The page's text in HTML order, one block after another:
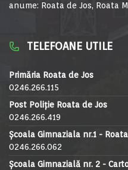
anume: Roata de Jos, Roata
TELEFOANE UTILE
Primăria Roata de Jos
0246.266.115
Post Poliție Roata de Jos
0246.266.419
Școala Gimnaziala nr.1 -
0246.266.062
Școala Gimnazială nr. 2 -